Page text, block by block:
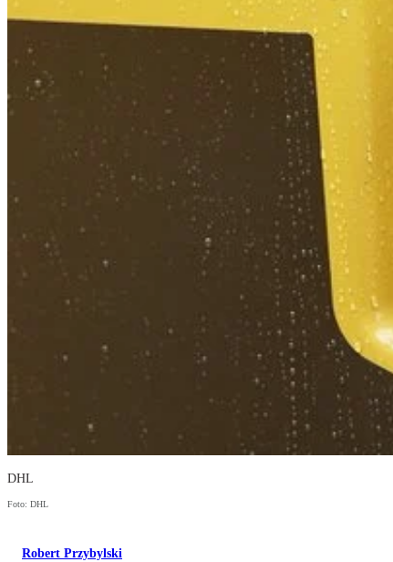
DHL
Foto: DHL
Robert Przybylski